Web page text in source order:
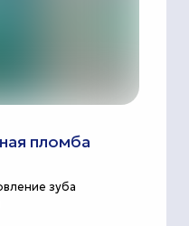
пломба
зуба